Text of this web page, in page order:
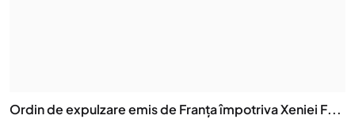
Ordin de expulzare emis de Franța împotriva Xeniei F...